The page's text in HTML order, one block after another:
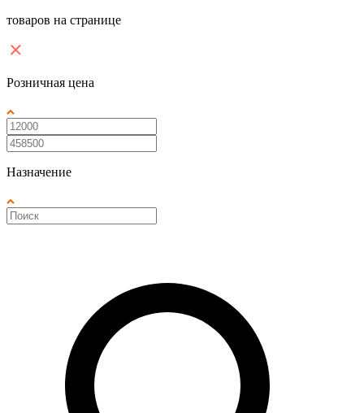
товаров на странице
Розничная цена
Назначение